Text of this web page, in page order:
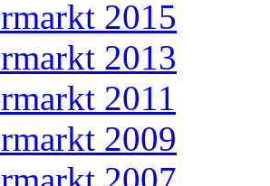
2015
2013
2011
2009